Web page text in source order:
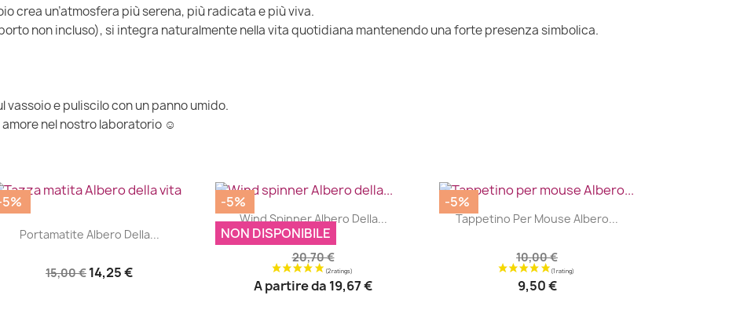
crea un’atmosfera più serena, più radicata e più viva.
non incluso), si integra naturalmente nella vita quotidiana mantenendo una forte presenza simbolica.
e puliscilo con un panno umido.
nel nostro laboratorio ☺
| 
Portamatite Albero Della...
15,00 € 14,25 €
| 
Wind Spinner Albero Della...
20,70 €
A partire da 19,67 €
-5%
NON DISPONIBILE
| 
Tappetino Per Mouse Albero...
10,00 €
9,50 €
-5%